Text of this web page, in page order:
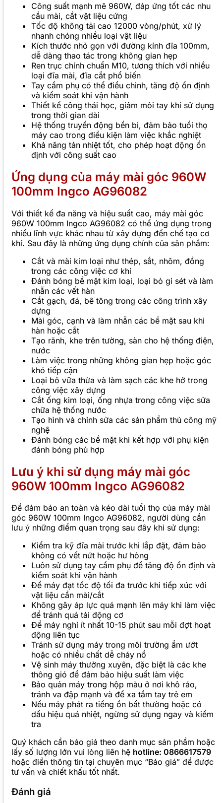
Công suất mạnh mẽ 960W, đáp ứng tốt các nhu
cầu mài, cắt vật liệu cứng
Tốc độ không tải cao 12000 vòng/phút, xử lý
nhanh chóng nhiều loại vật liệu
Kích thước nhỏ gọn với đường kính đĩa 100mm,
dễ dàng thao tác trong không gian hẹp
Ren trục chính chuẩn M10, tương thích với nhiều
loại đĩa mài, đĩa cắt phổ biến
Tay cầm phụ có thể điều chỉnh, tăng độ ổn định
và kiểm soát khi vận hành
Thiết kế công thái học, giảm mỏi tay khi sử dụng
trong thời gian dài
Hệ thống truyền động bền bỉ, đảm bảo tuổi thọ
máy cao trong điều kiện làm việc khắc nghiệt
Khả năng tản nhiệt tốt, cho phép hoạt động ổn
định với công suất cao
Ứng dụng của máy mài góc 960W
100mm Ingco AG96082
Với thiết kế đa năng và hiệu suất cao, máy mài góc
960W 100mm Ingco AG96082 có thể ứng dụng trong
nhiều lĩnh vực khác nhau từ xây dựng đến chế tạo cơ
khí. Sau đây là những ứng dụng chính của sản phẩm:
Cắt và mài kim loại như thép, sắt, nhôm, đồng
trong các công việc cơ khí
Đánh bóng bề mặt kim loại, loại bỏ gỉ sét và làm
nhẵn các vết hàn
Cắt gạch, đá, bê tông trong các công trình xây
dựng
Mài góc, cạnh và làm nhẵn các bề mặt sau khi
hàn hoặc cắt
Tạo rãnh, khe trên tường, sàn cho hệ thống điện,
nước
Làm việc trong những không gian hẹp hoặc góc
khó tiếp cận
Loại bỏ vữa thừa và làm sạch các khe hở trong
công việc xây dựng
Cắt ống kim loại, ống nhựa trong công việc sửa
chữa hệ thống nước
Tạo hình và chỉnh sửa các sản phẩm thủ công mỹ
nghệ
Đánh bóng các bề mặt khi kết hợp với phụ kiện
đánh bóng phù hợp
Lưu ý khi sử dụng máy mài góc
960W 100mm Ingco AG96082
Để đảm bảo an toàn và kéo dài tuổi thọ của máy mài
góc 960W 100mm Ingco AG96082, người dùng cần
lưu ý những điểm quan trọng sau đây khi sử dụng:
Kiểm tra kỹ đĩa mài trước khi lắp đặt, đảm bảo
không có vết nứt hoặc hư hỏng
Luôn sử dụng tay cầm phụ để tăng độ ổn định và
kiểm soát khi vận hành
Để máy đạt tốc độ tối đa trước khi tiếp xúc với
vật liệu cần mài/cắt
Không gây áp lực quá mạnh lên máy khi làm việc
để tránh quá tải động cơ
Để máy nghỉ ít nhất 10-15 phút sau mỗi đợt hoạt
động liên tục
Tránh sử dụng máy trong môi trường ẩm ướt
hoặc có nhiều chất dễ cháy nổ
Vệ sinh máy thường xuyên, đặc biệt là các khe
thông gió để đảm bảo hiệu suất làm việc
Bảo quản máy trong hộp màu ở nơi khô ráo,
tránh va đập mạnh và để xa tầm tay trẻ em
Nếu máy phát ra tiếng ồn bất thường hoặc có
dấu hiệu quá nhiệt, ngừng sử dụng ngay và kiểm
tra
Quý khách cần báo giá theo danh mục sản phẩm hoặc
lấy số lượng lớn vui lòng liên hệ hotline: 0866617579
hoặc điền thông tin tại chuyên mục “Báo giá” để được
tư vấn và chiết khấu tốt nhất.
Đánh giá